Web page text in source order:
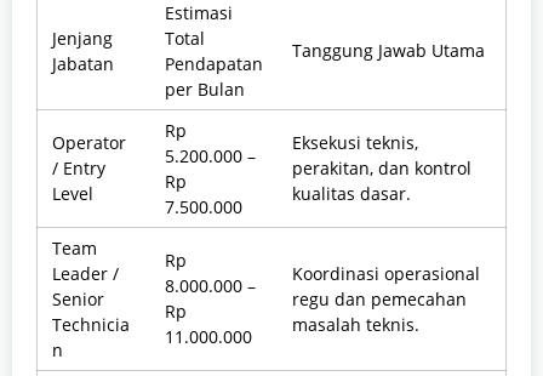
Jenjang
Jabatan
Estimasi
Total
Pendapatan
per Bulan
Tanggung Jawab Utama
Operator
/ Entry
Level
Rp
5.200.000 –
Rp
7.500.000
Eksekusi teknis,
perakitan, dan kontrol
kualitas dasar.
Team
Leader /
Senior
Technicia
n
Rp
8.000.000 –
Rp
11.000.000
Koordinasi operasional
regu dan pemecahan
masalah teknis.